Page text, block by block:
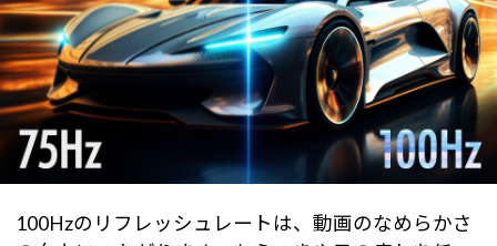
100Hzのリフレッシュレートは、動画のなめらかさ